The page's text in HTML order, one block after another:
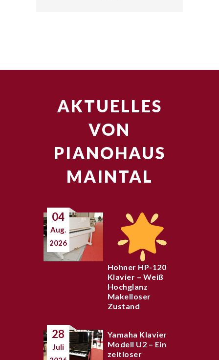
AKTUELLES
VON
PIANOHAUS
MAINTAL
04
Aug.
2026
Hohner HP-120
Klavier – Weiß
Hochglanz
Makelloser
Zustand
28
Juli
Yamaha Klavier
Modell U2 – Ein
zeitloser